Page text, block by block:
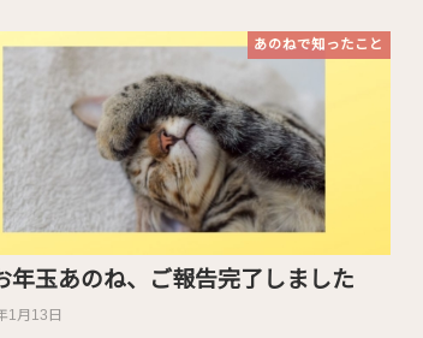
あのねで知ったこと
年玉あのね、ご報告完了しました
1月13日